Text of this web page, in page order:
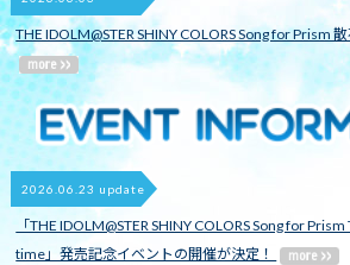
THE IDOLM@STER SHINY COLORS Song for Prism
2026.06.23 update
「THE IDOLM@STER SHINY COLORS Song for
time」発売記念イベントの開催が決定！